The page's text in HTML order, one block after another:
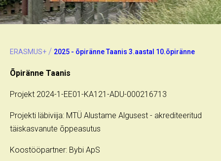
ERASMUS+ / 2025 - õpiränne Taanis 3.aastal 10.õpiränne
Õpiränne Taanis
Projekt 2024-1-EE01-KA121-ADU-000216713
Projekti läbiviija: MTÜ Alustame Algusest - akrediteeritud
täiskasvanute õppeasutus
Koostööpartner: Bybi ApS